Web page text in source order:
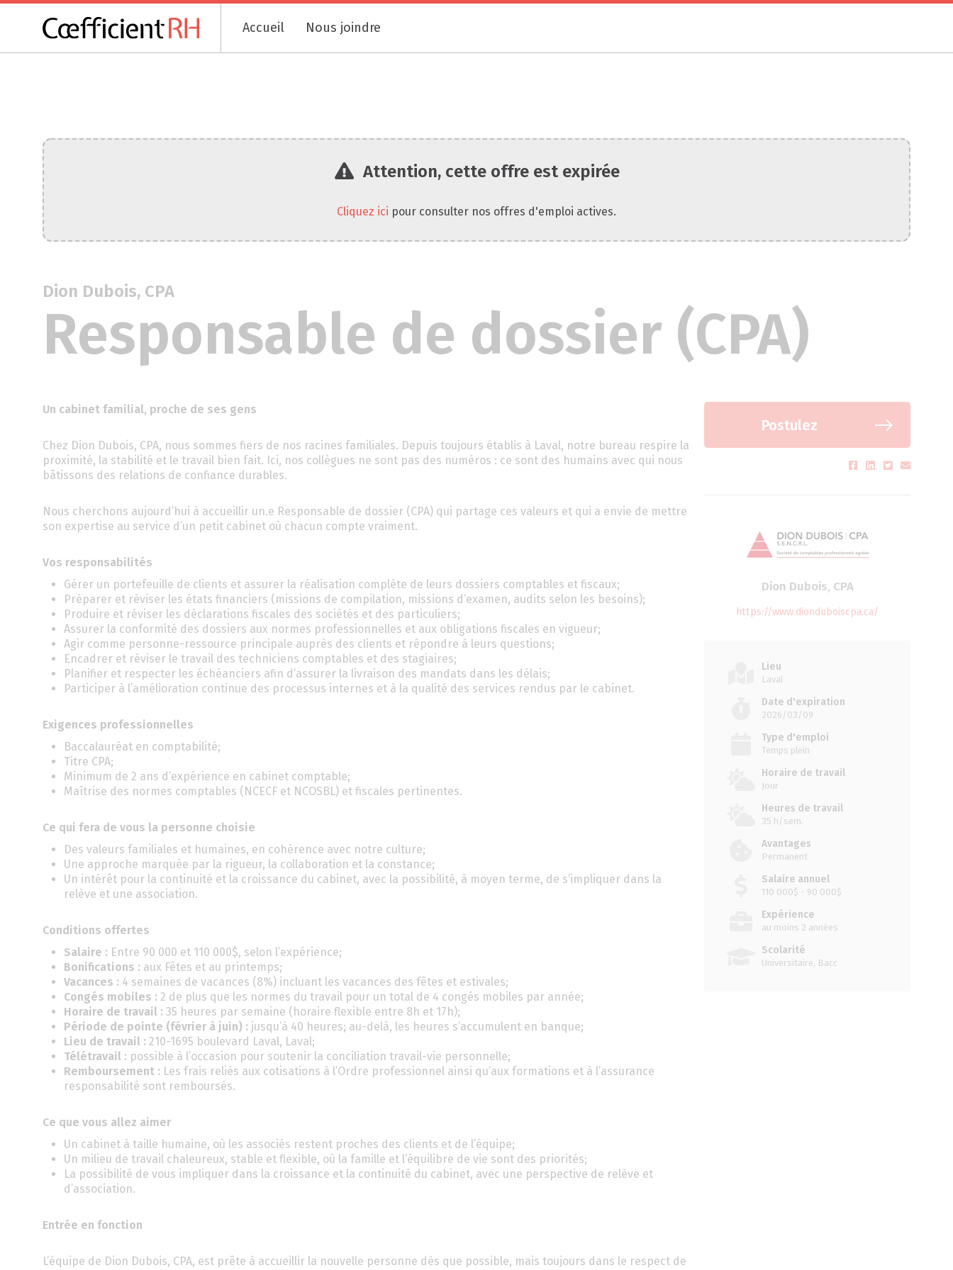
Accueil Nous joindre
Attention, cette offre est expirée
Cliquez ici pour consulter nos offres d'emploi actives.
Dion Dubois, CPA
Responsable de dossier (CPA)
Un cabinet familial, proche de ses gens
Chez Dion Dubois, CPA, nous sommes fiers de nos racines familiales. Depuis toujours établis à Laval, notre bureau respire la
proximité, la stabilité et le travail bien fait. Ici, nos collègues ne sont pas des numéros : ce sont des humains avec qui nous
bâtissons des relations de confiance durables.
Nous cherchons aujourd’hui à accueillir un.e Responsable de dossier (CPA) qui partage ces valeurs et qui a envie de mettre
son expertise au service d’un petit cabinet où chacun compte vraiment.
Vos responsabilités
Gérer un portefeuille de clients et assurer la réalisation complète de leurs dossiers comptables et fiscaux;
Préparer et réviser les états financiers (missions de compilation, missions d’examen, audits selon les besoins);
Produire et réviser les déclarations fiscales des sociétés et des particuliers;
Assurer la conformité des dossiers aux normes professionnelles et aux obligations fiscales en vigueur;
Agir comme personne-ressource principale auprès des clients et répondre à leurs questions;
Encadrer et réviser le travail des techniciens comptables et des stagiaires;
Planifier et respecter les échéanciers afin d’assurer la livraison des mandats dans les délais;
Participer à l’amélioration continue des processus internes et à la qualité des services rendus par le cabinet.
Exigences professionnelles
Baccalauréat en comptabilité;
Titre CPA;
Minimum de 2 ans d’expérience en cabinet comptable;
Maîtrise des normes comptables (NCECF et NCOSBL) et fiscales pertinentes.
Ce qui fera de vous la personne choisie
Des valeurs familiales et humaines, en cohérence avec notre culture;
Une approche marquée par la rigueur, la collaboration et la constance;
Un intérêt pour la continuité et la croissance du cabinet, avec la possibilité, à moyen terme, de s’impliquer dans la
relève et une association.
Conditions offertes
Salaire : Entre 90 000 et 110 000$, selon l’expérience;
Bonifications : aux Fêtes et au printemps;
Vacances : 4 semaines de vacances (8%) incluant les vacances des fêtes et estivales;
Congés mobiles : 2 de plus que les normes du travail pour un total de 4 congés mobiles par année;
Horaire de travail : 35 heures par semaine (horaire flexible entre 8h et 17h);
Période de pointe (février à juin) : jusqu’à 40 heures; au-delà, les heures s’accumulent en banque;
Lieu de travail : 210-1695 boulevard Laval, Laval;
Télétravail : possible à l’occasion pour soutenir la conciliation travail-vie personnelle;
Remboursement : Les frais reliés aux cotisations à l’Ordre professionnel ainsi qu’aux formations et à l’assurance
responsabilité sont remboursés.
Ce que vous allez aimer
Un cabinet à taille humaine, où les associés restent proches des clients et de l’équipe;
Un milieu de travail chaleureux, stable et flexible, où la famille et l’équilibre de vie sont des priorités;
La possibilité de vous impliquer dans la croissance et la continuité du cabinet, avec une perspective de relève et
d’association.
Entrée en fonction
L’équipe de Dion Dubois, CPA, est prête à accueillir la nouvelle personne dès que possible, mais toujours dans le respect de
Postulez
Dion Dubois, CPA
https://www.dionduboiscpa.ca/
Lieu
Laval
Date d'expiration
2026/03/09
Type d'emploi
Temps plein
Horaire de travail
Jour
Heures de travail
35 h/sem.
Avantages
Permanent
Salaire annuel
110 000$ - 90 000$
Expérience
au moins 2 années
Scolarité
Universitaire, Bacc